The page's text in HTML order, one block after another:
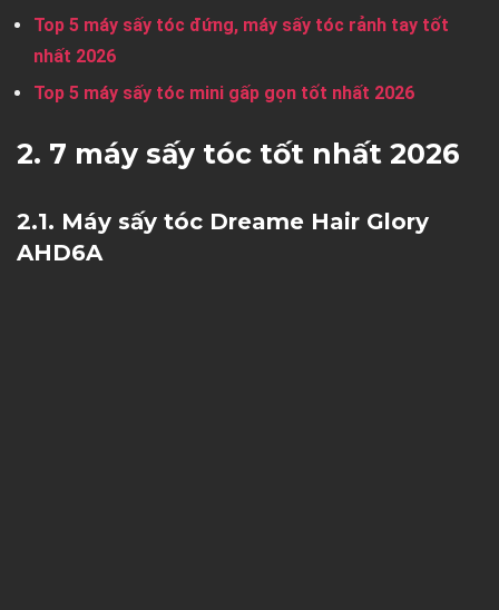
Top 5 máy sấy tóc đứng, máy sấy tóc rảnh tay tốt
nhất 2026
Top 5 máy sấy tóc mini gấp gọn tốt nhất 2026
2. 7 máy sấy tóc tốt nhất 2026
2.1. Máy sấy tóc Dreame Hair Glory
AHD6A